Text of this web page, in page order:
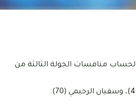
منافسات الجولة الثالثة من